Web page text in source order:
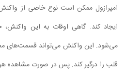
ایجاد کند. گاهی اوقات به این
می‌شود. این واکنش می‌تواند قسمت‌های
قلب را درگیر کند. پس در صورت مشاهده هر